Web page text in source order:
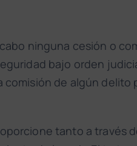
ninguna cesión o
bajo orden
de algún
tanto a través